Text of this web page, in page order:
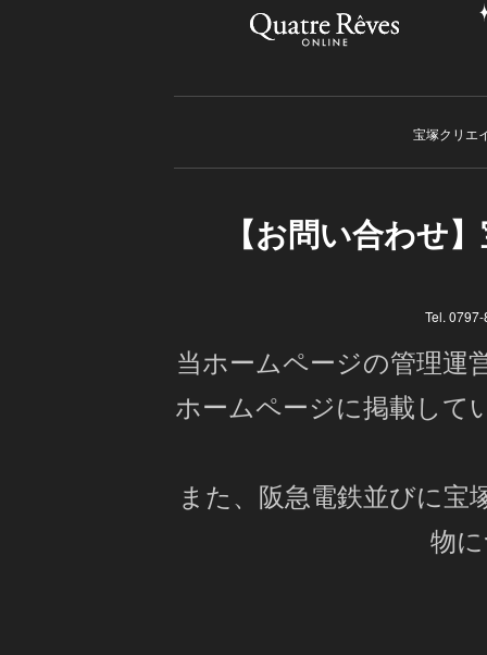
宝塚クリエ
【お問い合わせ】
Tel.
当ホームページの管理運
ホームページに掲載して
また、阪急電鉄並びに
物